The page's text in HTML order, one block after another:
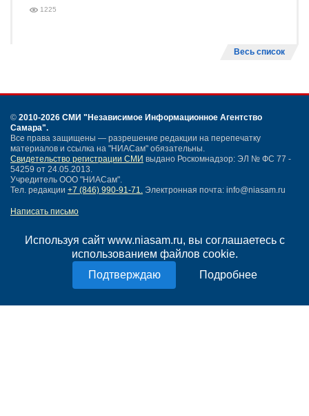
Используя сайт www.niasam.ru, вы соглашаетесь с
использованием файлов cookie.
Подробнее
1225
Весь список
© 2010-2026 СМИ "Независимое Информационное Агентство
Самара".
Все права защищены — разрешение редакции на перепечатку
материалов и ссылка на "НИАСам" обязательны.
Свидетельство регистрации СМИ выдано Роскомнадзор: ЭЛ № ФС 77 -
54259 от 24.05.2013.
Учредитель ООО "НИАСам".
Тел. редакции +7 (846) 990-91-71. Электронная почта: info@niasam.ru
Написать письмо
Нашли ошибку?
Политика конфиденциальности